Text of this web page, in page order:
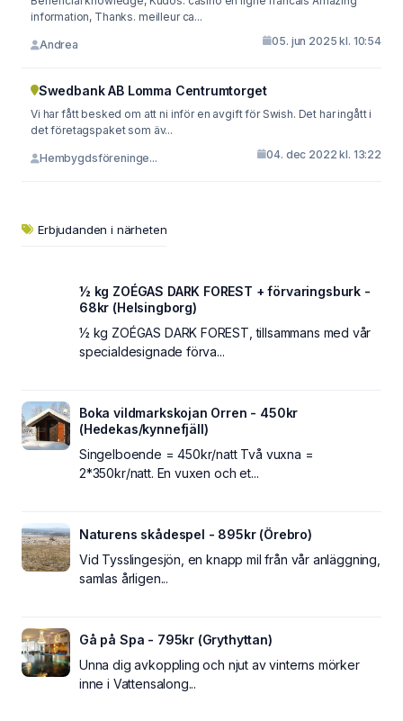
information, Thanks. meilleur ca...
Andrea 05. jun 2025 kl. 10:54
Swedbank AB Lomma Centrumtorget
Vi har fått besked om att ni inför en avgift för Swish. Det har ingått i
det företagspaket som äv...
Hembygdsföreninge... 04. dec 2022 kl. 13:22
Erbjudanden i närheten
½ kg ZOÉGAS DARK FOREST + förvaringsburk -
68kr (Helsingborg)
½ kg ZOÉGAS DARK FOREST, tillsammans med vår
specialdesignade förva...
Boka vildmarkskojan Orren - 450kr
(Hedekas/kynnefjäll)
Singelboende = 450kr/natt Två vuxna =
2*350kr/natt. En vuxen och et...
Naturens skådespel - 895kr (Örebro)
Vid Tysslingesjön, en knapp mil från vår anläggning,
samlas årligen...
Gå på Spa - 795kr (Grythyttan)
Unna dig avkoppling och njut av vinterns mörker
inne i Vattensalong...